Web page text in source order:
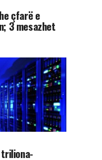
çfarë e
3 mesazhet